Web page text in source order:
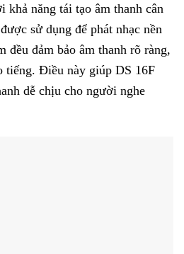
khả năng tái tạo âm thanh cân
sử dụng để phát nhạc nền
đều đảm bảo âm thanh rõ ràng,
tiếng. Điều này giúp DS 16F
dễ chịu cho người nghe